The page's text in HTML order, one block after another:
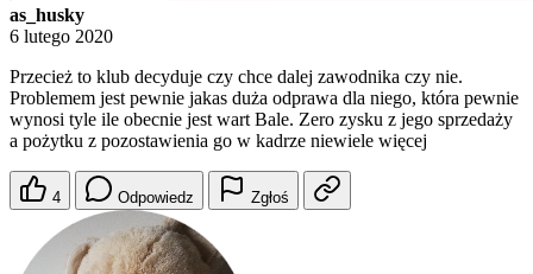
as_husky
6 lutego 2020
Przecież to klub decyduje czy chce dalej zawodnika czy nie.
Problemem jest pewnie jakas duża odprawa dla niego, która pewnie
wynosi tyle ile obecnie jest wart Bale. Zero zysku z jego sprzedaży
a pożytku z pozostawienia go w kadrze niewiele więcej
4 Odpowiedz Zgłoś